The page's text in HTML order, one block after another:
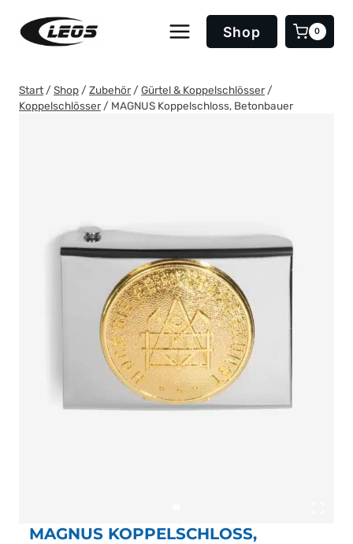
Inhalt
springen
Shop 0
Start / Shop / Zubehör / Gürtel & Koppelschlösser /
Koppelschlösser / MAGNUS Koppelschloss, Betonbauer
MAGNUS KOPPELSCHLOSS,